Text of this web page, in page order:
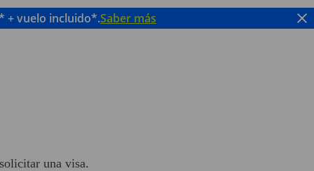
+ vuelo incluido*.Saber más
una visa.